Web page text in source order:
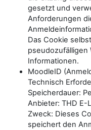
gesetzt und
Anforderungen
Das Cookie
pseudozufälligen
Informationen.
MoodleID
Technisch
Speicherdauer:
Anbieter: THD E-
Zweck: Dieses
speichert den